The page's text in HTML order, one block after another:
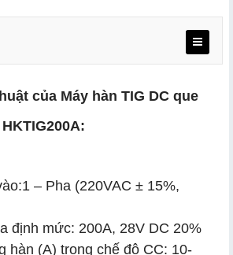
của Máy hàn TIG DC que
– Pha (220VAC ± 15%,
định mức: 200A, 28V DC 20%
hàn (A) trong chế độ CC: 10-